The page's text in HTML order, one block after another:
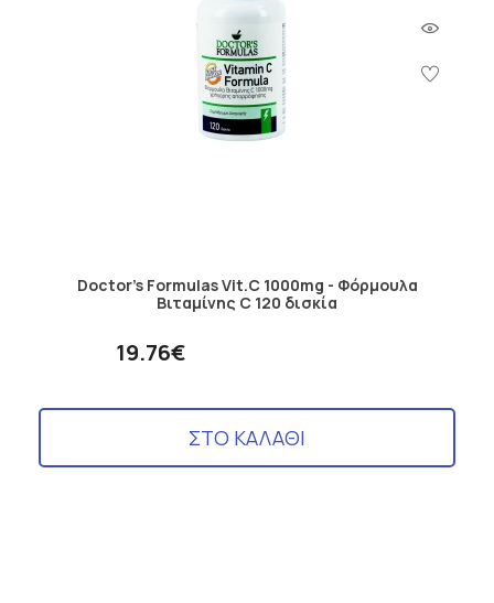
Doctor's Formulas Vit.C 1000mg - Φόρμουλα
Βιταμίνης C 120 δισκία
19.76€
ΣΤΟ ΚΑΛΑΘΙ